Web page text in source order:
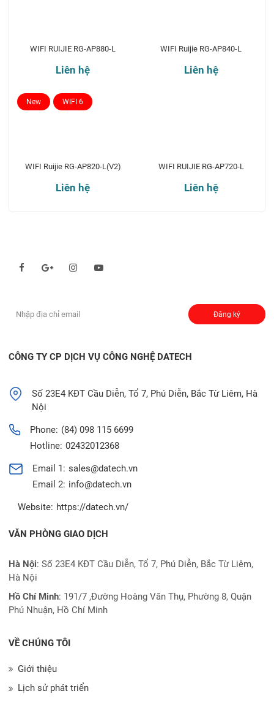
WIFI RUIJIE RG-AP880-L
Liên hệ
WIFI Ruijie RG-AP840-L
Liên hệ
WIFI Ruijie RG-AP820-L(V2)
Liên hệ
New WIFI 6
WIFI RUIJIE RG-AP720-L
Liên hệ
Đăng ký
CÔNG TY CP DỊCH VỤ CÔNG NGHỆ DATECH
Số 23E4 KĐT Cầu Diễn, Tổ 7, Phú Diễn, Bắc Từ Liêm, Hà
Nội
Phone: (84) 098 115 6699
Hotline: 02432012368
Email 1: sales@datech.vn
Email 2: info@datech.vn
Website: https://datech.vn/
VĂN PHÒNG GIAO DỊCH
Hà Nội: Số 23E4 KĐT Cầu Diễn, Tổ 7, Phú Diễn, Bắc Từ Liêm,
Hà Nội
Hồ Chí Minh: 191/7 ,Đường Hoàng Văn Thụ, Phường 8, Quận
Phú Nhuận, Hồ Chí Minh
VỀ CHÚNG TÔI
Giới thiệu
Lịch sử phát triển